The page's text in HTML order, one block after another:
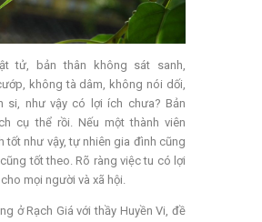
tử, bản thân không sát sanh,
không tà dâm, không nói dối,
si, như vậy có lợi ích chưa? Bản
cụ thể rồi. Nếu một thành viên
tốt như vậy, tự nhiên gia đình cũng
tốt theo. Rõ ràng việc tu có lợi
mọi người và xã hội.
ở Rạch Giá với thầy Huyền Vi, đề